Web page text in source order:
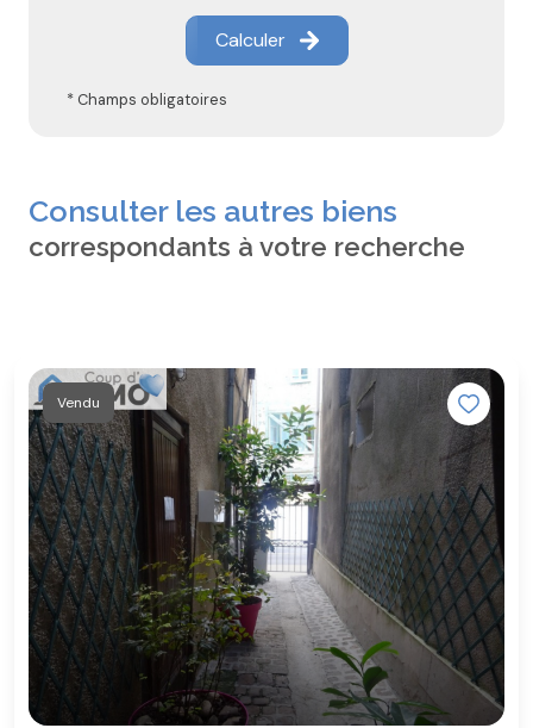
Calculer
* Champs obligatoires
Consulter les autres biens
correspondants à votre recherche
Vendu